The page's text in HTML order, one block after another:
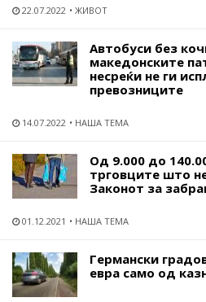
22.07.2022 ЖИВОТ
Автобуси без
македонските
несреќи не ги
превозниците
14.07.2022 НАША ТЕМА
Од 9.000 до
трговците што
Законот за
01.12.2021 НАША ТЕМА
Германски
евра само од